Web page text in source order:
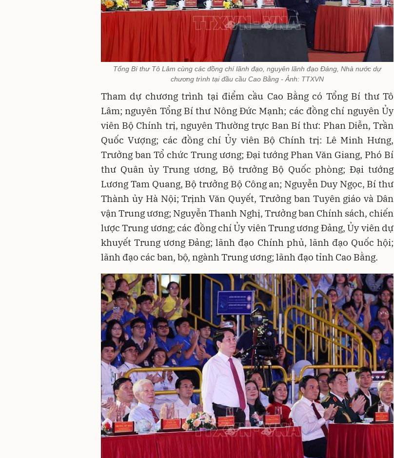
Tổng Bí thư Tô Lâm cùng các đồng chí lãnh đạo, nguyên lãnh đạo Đảng, Nhà nước dự
chương trình tại đầu cầu Cao Bằng - Ảnh: TTXVN
Tham dự chương trình tại điểm cầu Cao Bằng có Tổng Bí thư Tô
Lâm; nguyên Tổng Bí thư Nông Đức Mạnh; các đồng chí nguyên Ủy
viên Bộ Chính trị, nguyên Thường trực Ban Bí thư: Phan Diễn, Trần
Quốc Vượng; các đồng chí Ủy viên Bộ Chính trị: Lê Minh Hưng,
Trưởng ban Tổ chức Trung ương; Đại tướng Phan Văn Giang, Phó Bí
thư Quân ủy Trung ương, Bộ trưởng Bộ Quốc phòng; Đại tướng
Lương Tam Quang, Bộ trưởng Bộ Công an; Nguyễn Duy Ngọc, Bí thư
Thành ủy Hà Nội; Trịnh Văn Quyết, Trưởng ban Tuyên giáo và Dân
vận Trung ương; Nguyễn Thanh Nghị, Trưởng ban Chính sách, chiến
lược Trung ương; các đồng chí Ủy viên Trung ương Đảng, Ủy viên dự
khuyết Trung ương Đảng; lãnh đạo Chính phủ, lãnh đạo Quốc hội;
lãnh đạo các ban, bộ, ngành Trung ương; lãnh đạo tỉnh Cao Bằng.